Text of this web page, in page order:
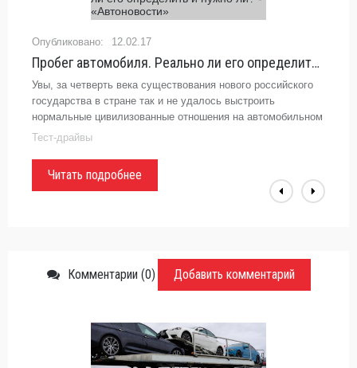
12.02.17
Пробег автомобиля. Реально ли его определить и нужно ли? - «Автоновости»
Увы, за четверть века существования нового российского
государства в стране так и не удалось выстроить
нормальные цивилизованные отношения на автомобильном
рынке. Правительство грезит масштабно — об ЭРА-
Тест-драйвы
Читать подробнее
Комментарии (0) Добавить комментарий